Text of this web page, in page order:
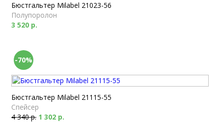
Бюстгальтер Milabel 21023-56
Полупоролон
3 520 р.
-70%
Бюстгальтер Milabel 21115-55
Спейсер
4 340 р. 1 302 р.